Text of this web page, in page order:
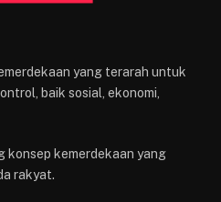
yang terarah untuk
baik sosial, ekonomi,
konsep kemerdekaan yang
rakyat.